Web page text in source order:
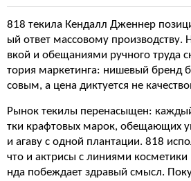
818 текила Кендалл Дженнер
ый ответ массовому производству.
вкой и обещаниями ручного труда
тория маркетинга: нишевый бренд
совым, а цена диктуется не
Рынок текилы перенасыщен:
тки крафтовых марок, обещающих
и агаву с одной плантации. 818
что и актрисы с линиями
нда побеждает здравый смысл.